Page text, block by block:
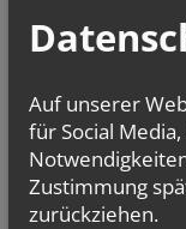
Pfarre Loosdorf
Die Pfarre liegt im
Loosdorf/Mistelbach
Heiligen geweiht, das
Loosdorf/Mistelbach
wiedererrichtet 1783).
Auf unserer
für Social
Zustimmung
zurückziehen.